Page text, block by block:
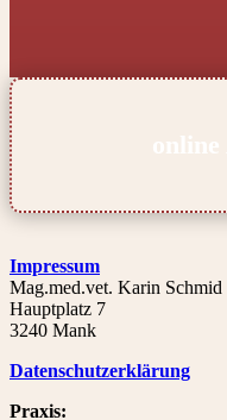
online
Impressum
Mag.med.vet. Karin Schmid
Hauptplatz 7
3240 Mank
Datenschutzerklärung
Praxis: